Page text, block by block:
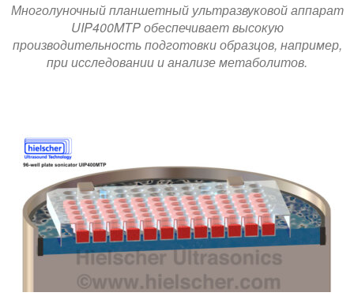
Многолуночный планшетный ультразвуковой аппарат
UIP400MTP обеспечивает высокую
производительность подготовки образцов, например,
при исследовании и анализе метаболитов.